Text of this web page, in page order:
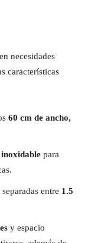
necesidades
características
60 cm de ancho,
para
separadas entre 1.5
y espacio